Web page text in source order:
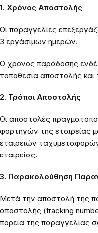
1. Χρόνος Αποστολής
Οι παραγγελίες
3 εργάσιμων ημερών.
Ο χρόνος παράδοσης
τοποθεσία αποστολής και
2. Τρόποι Αποστολής
Οι αποστολές
φορτηγών της εταιρείας
εταιρειών
εταιρείας.
3. Παρακολούθηση
Μετά την αποστολή της
αποστολής (tracking
πορεία της παραγγελίας